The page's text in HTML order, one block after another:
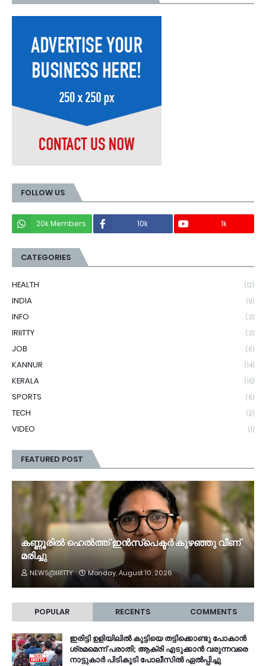
FOLLOW US
20k Members 10k 1k
CATEGORIES
HEALTH (12)
INDIA (9)
INFO (3)
IRIITTY (3)
JOB (6)
KANNUR (14)
KERALA (15)
SPORTS (6)
TECH (2)
VIDEO (1)
FEATURED POST
കണ്ണൂരിൽ ഹെൽത്ത്‌ ഇൻസ്‌പെക്ടർ കുഴഞ്ഞു വീണ്
മരിച്ചു
NEWS@IRITTY Monday, August 10, 2026
POPULAR RECENTS COMMENTS
ഇരിട്ടി ഉളിയിലിൽ കുട്ടിയെ തട്ടിക്കൊണ്ടു പോകാൻ
ശ്രമമെന്ന് പരാതി; ആക്രി എടുക്കാൻ വരുന്നവരെ
നാട്ടുകാർ പിടികൂടി പോലീസിൽ ഏൽപ്പിച്ചു